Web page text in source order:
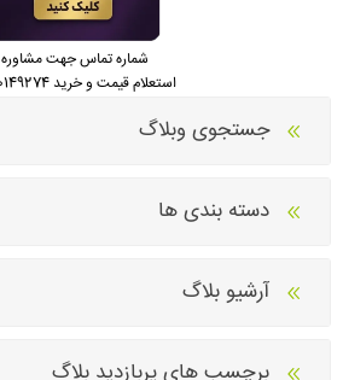
شماره تماس جهت مشاوره
استعلام قیمت و خرید 09120149274
جستجوی وبلاگ
دسته بندی ها
آرشیو بلاگ